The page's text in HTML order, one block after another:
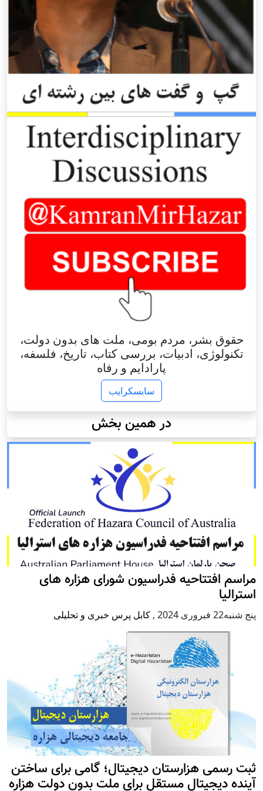
حقوق بشر، مردم بومی، ملت های بدون دولت،
تکنولوژی، ادبیات، بررسی کتاب، تاریخ، فلسفه،
پارادایم و رفاه
سابسکرایب
در همین بخش
مراسم افتتاحیه فدراسیون شورای هزاره های
استرالیا
پنج شنبه22 فبروری 2024 , کابل پرس خبری و تحلیلی
ثبت رسمی هزارستان دیجیتال؛ گامی برای ساختن
آینده دیجیتال مستقل برای ملت بدون دولت هزاره